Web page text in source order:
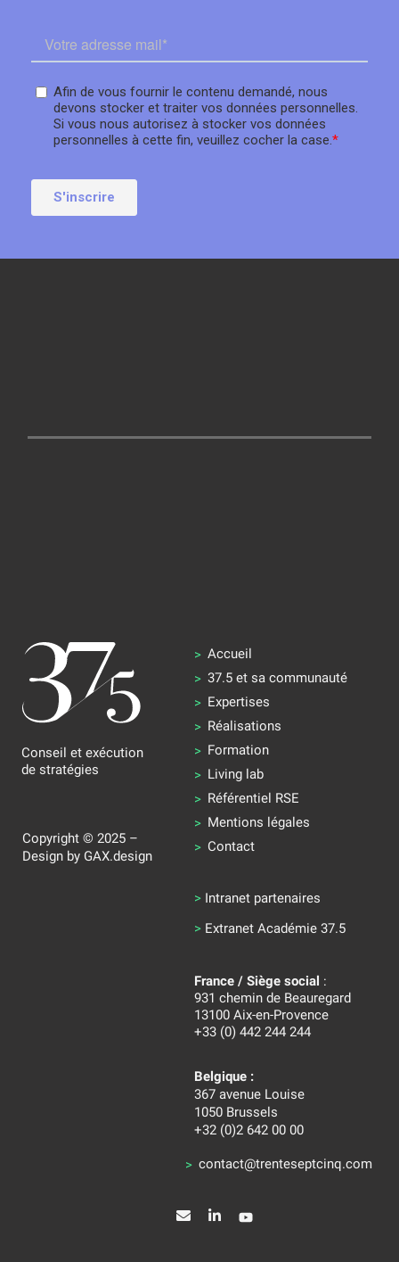
Conseil et exécution
de stratégies
Copyright © 2025 –
Design by GAX.design
Accueil
37.5 et sa communauté
Expertises
Réalisations
Formation
Living lab
Référentiel RSE
Mentions légales
Contact
> Intranet partenaires
> Extranet Académie 37.5
France / Siège social :
931 chemin de Beauregard
13100 Aix-en-Provence
+33 (0) 442 244 244
Belgique :
367 avenue Louise
1050 Brussels
+32 (0)2 642 00 00
contact@trenteseptcinq.com